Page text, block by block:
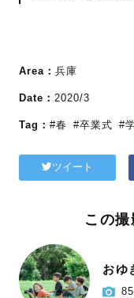
Area： 兵庫
Date： 2020/3
Tag： #春 #卒業式 #
ツイート
この
おゆ